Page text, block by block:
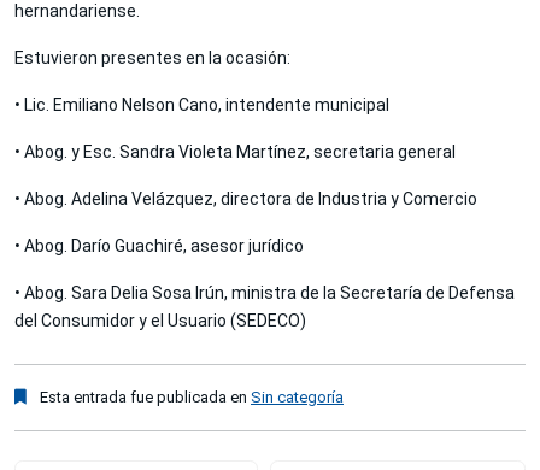
hernandariense.
Estuvieron presentes en la ocasión:
• Lic. Emiliano Nelson Cano, intendente municipal
• Abog. y Esc. Sandra Violeta Martínez, secretaria general
• Abog. Adelina Velázquez, directora de Industria y Comercio
• Abog. Darío Guachiré, asesor jurídico
• Abog. Sara Delia Sosa Irún, ministra de la Secretaría de Defensa
del Consumidor y el Usuario (SEDECO)
Esta entrada fue publicada en Sin categoría